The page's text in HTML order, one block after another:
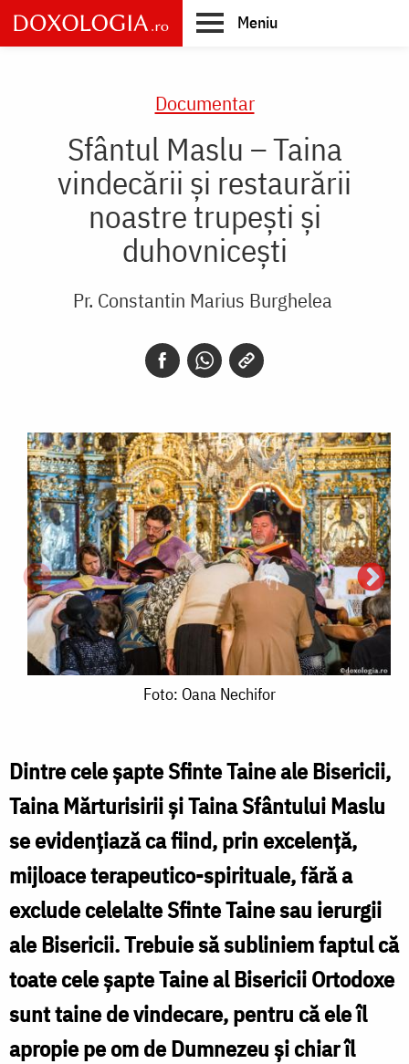
Skip
to
main
Meniu
Documentar
Sfântul Maslu – Taina
vindecării și restaurării
noastre trupești și
duhovnicești
Pr. Constantin Marius Burghelea
Foto: Oana Nechifor
Dintre cele șapte Sfinte Taine ale Bisericii,
Taina Mărturisirii și Taina Sfântului Maslu
se evidențiază ca fiind, prin excelență,
mijloace terapeutico-spirituale, fără a
exclude celelalte Sfinte Taine sau ierurgii
ale Bisericii. Trebuie să subliniem faptul că
toate cele șapte Taine al Bisericii Ortodoxe
sunt taine de vindecare, pentru că ele îl
apropie pe om de Dumnezeu și chiar îl